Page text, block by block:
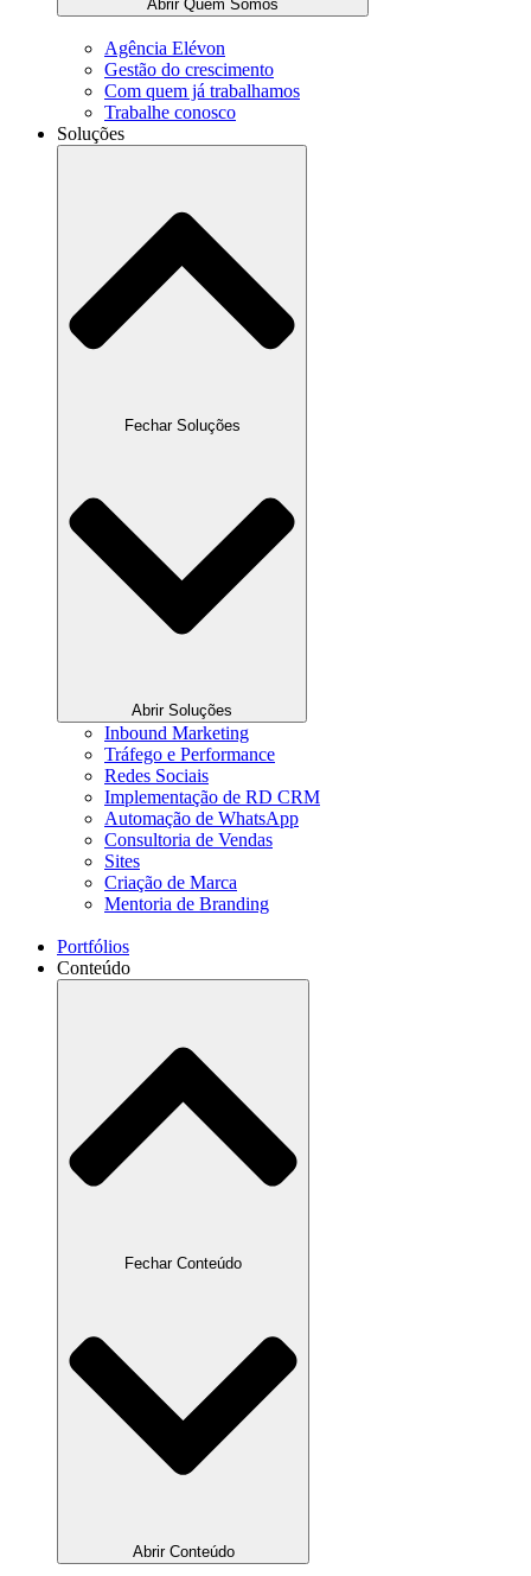
Abrir Quem Somos
Agência Elévon
Gestão do crescimento
Com quem já trabalhamos
Trabalhe conosco
Soluções
Fechar Soluções
Abrir Soluções
Inbound Marketing
Tráfego e Performance
Redes Sociais
Implementação de RD CRM
Automação de WhatsApp
Consultoria de Vendas
Sites
Criação de Marca
Mentoria de Branding
Portfólios
Conteúdo
Fechar Conteúdo
Abrir Conteúdo